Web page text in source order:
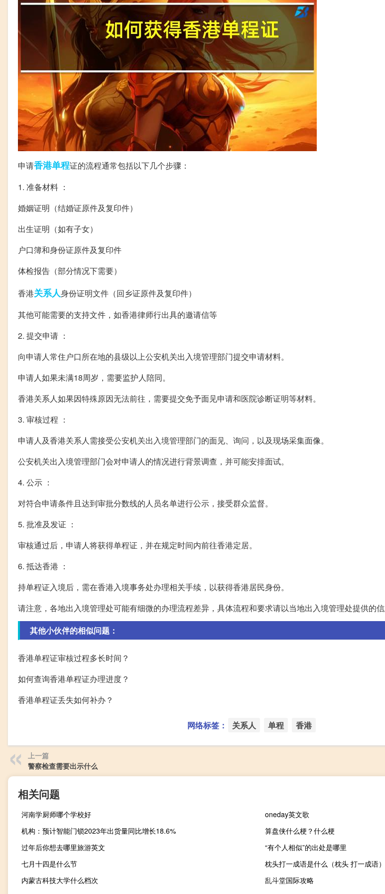
申请香港单程证的流程通常包括以下几个步骤：
1. 准备材料 ：
婚姻证明（结婚证原件及复印件）
出生证明（如有子女）
户口簿和身份证原件及复印件
体检报告（部分情况下需要）
香港关系人身份证明文件（回乡证原件及复印件）
其他可能需要的支持文件，如香港律师行出具的邀请信等
2. 提交申请 ：
向申请人常住户口所在地的县级以上公安机关出入境管理部门提交申请材料。
申请人如果未满18周岁，需要监护人陪同。
香港关系人如果因特殊原因无法前往，需要提交免予面见申请和医院诊断证明等材料。
3. 审核过程 ：
申请人及香港关系人需接受公安机关出入境管理部门的面见、询问，以及现场采集面像。
公安机关出入境管理部门会对申请人的情况进行背景调查，并可能安排面试。
4. 公示 ：
对符合申请条件且达到审批分数线的人员名单进行公示，接受群众监督。
5. 批准及发证 ：
审核通过后，申请人将获得单程证，并在规定时间内前往香港定居。
6. 抵达香港 ：
持单程证入境后，需在香港入境事务处办理相关手续，以获得香港居民身份。
请注意，各地出入境管理处可能有细微的办理流程差异，具体流程和要求请以当地出入境管理处提供的信
其他小伙伴的相似问题：
香港单程证审核过程多长时间？
如何查询香港单程证办理进度？
香港单程证丢失如何补办？
网络标签： 关系人 单程 香港
上一篇
警察检查需要出示什么
相关问题
河南学厨师哪个学校好
oneday英文歌
机构：预计智能门锁2023年出货量同比增长18.6%
算盘侠什么梗？什么梗
过年后你想去哪里旅游英文
“有个人相似”的出处是哪里
七月十四是什么节
枕头打一成语是什么（枕头 打一成语）
内蒙古科技大学什么档次
乱斗堂国际攻略